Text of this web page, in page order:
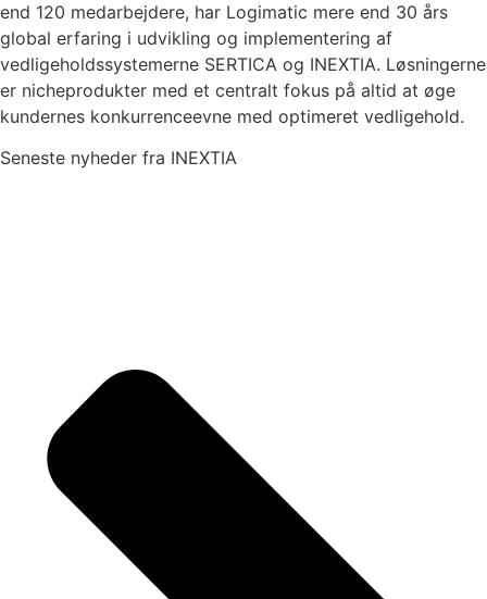
end 120 medarbejdere, har Logimatic mere end 30 års
global erfaring i udvikling og implementering af
vedligeholdssystemerne SERTICA og INEXTIA. Løsningerne
er nicheprodukter med et centralt fokus på altid at øge
kundernes konkurrenceevne med optimeret vedligehold.
Seneste nyheder fra INEXTIA